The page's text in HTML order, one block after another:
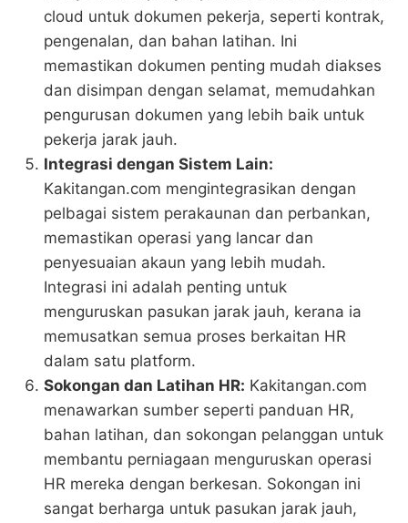
cloud untuk dokumen pekerja, seperti kontrak,
pengenalan, dan bahan latihan. Ini
memastikan dokumen penting mudah diakses
dan disimpan dengan selamat, memudahkan
pengurusan dokumen yang lebih baik untuk
pekerja jarak jauh​.
Integrasi dengan Sistem Lain:
Kakitangan.com mengintegrasikan dengan
pelbagai sistem perakaunan dan perbankan,
memastikan operasi yang lancar dan
penyesuaian akaun yang lebih mudah.
Integrasi ini adalah penting untuk
menguruskan pasukan jarak jauh, kerana ia
memusatkan semua proses berkaitan HR
dalam satu platform​​.
Sokongan dan Latihan HR: Kakitangan.com
menawarkan sumber seperti panduan HR,
bahan latihan, dan sokongan pelanggan untuk
membantu perniagaan menguruskan operasi
HR mereka dengan berkesan. Sokongan ini
sangat berharga untuk pasukan jarak jauh,